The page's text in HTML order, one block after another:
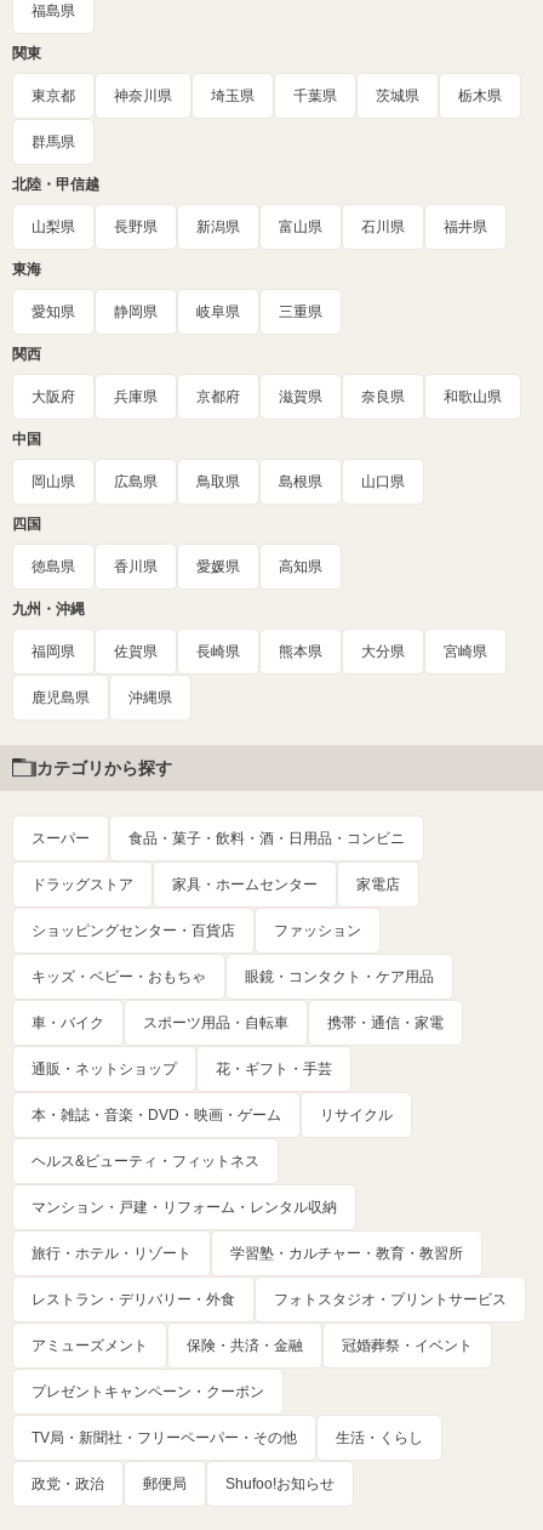
福島県
関東
東京都 神奈川県 埼玉県 千葉県 茨城県 栃木県
群馬県
北陸・甲信越
山梨県 長野県 新潟県 富山県 石川県 福井県
東海
愛知県 静岡県 岐阜県 三重県
関西
大阪府 兵庫県 京都府 滋賀県 奈良県 和歌山県
中国
岡山県 広島県 鳥取県 島根県 山口県
四国
徳島県 香川県 愛媛県 高知県
九州・沖縄
福岡県 佐賀県 長崎県 熊本県 大分県 宮崎県
鹿児島県 沖縄県
カテゴリから探す
スーパー 食品・菓子・飲料・酒・日用品・コンビニ
ドラッグストア 家具・ホームセンター 家電店
ショッピングセンター・百貨店 ファッション
キッズ・ベビー・おもちゃ 眼鏡・コンタクト・ケア用品
車・バイク スポーツ用品・自転車 携帯・通信・家電
通販・ネットショップ 花・ギフト・手芸
本・雑誌・音楽・DVD・映画・ゲーム リサイクル
ヘルス&ビューティ・フィットネス
マンション・戸建・リフォーム・レンタル収納
旅行・ホテル・リゾート 学習塾・カルチャー・教育・教習所
レストラン・デリバリー・外食 フォトスタジオ・プリントサービス
アミューズメント 保険・共済・金融 冠婚葬祭・イベント
プレゼントキャンペーン・クーポン
TV局・新聞社・フリーペーパー・その他 生活・くらし
政党・政治 郵便局 Shufoo!お知らせ